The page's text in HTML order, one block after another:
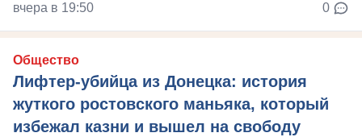
вчера в 19:50 0
Общество
Лифтер-убийца из Донецка: история
жуткого ростовского маньяка, который
избежал казни и вышел на свободу